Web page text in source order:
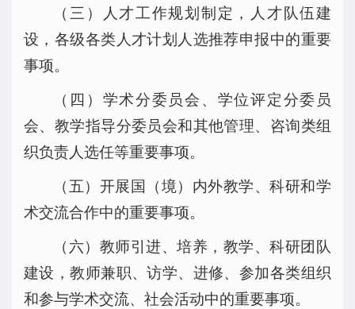
（三）人才工作规划制定，人才队伍建
设，各级各类人才计划人选推荐申报中的重要
事项。
（四）学术分委员会、学位评定分委员
会、教学指导分委员会和其他管理、咨询类组
织负责人选任等重要事项。
（五）开展国（境）内外教学、科研和学
术交流合作中的重要事项。
（六）教师引进、培养，教学、科研团队
建设，教师兼职、访学、进修、参加各类组织
和参与学术交流、社会活动中的重要事项。